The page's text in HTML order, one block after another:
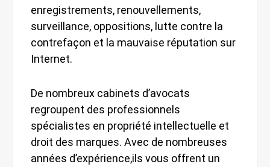
enregistrements, renouvellements,
surveillance, oppositions, lutte contre la
contrefaçon et la mauvaise réputation sur
Internet.
De nombreux cabinets d’avocats
regroupent des professionnels
spécialistes en propriété intellectuelle et
droit des marques. Avec de nombreuses
années d’expérience,ils vous offrent un